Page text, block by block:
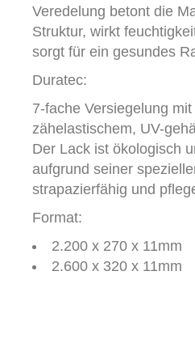
Veredelung betont die
Struktur, wirkt
sorgt für ein gesundes
Duratec:
7-fache Versiegelung
zähelastischem, UV-
Der Lack ist ökologisch
aufgrund seiner
strapazierfähig und
Format:
2.200 x 270 x 11mm
2.600 x 320 x 11mm